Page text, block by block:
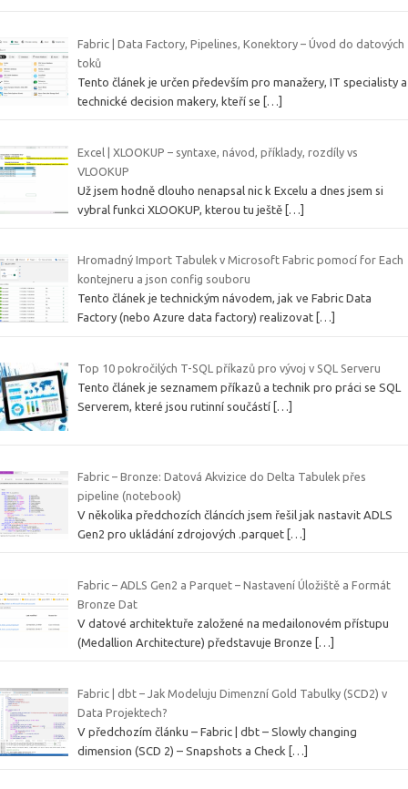
Fabric | Data Factory, Pipelines, Konektory – Úvod do datových
toků
Tento článek je určen především pro manažery, IT specialisty a
technické decision makery, kteří se […]
Excel | XLOOKUP – syntaxe, návod, příklady, rozdíly vs
VLOOKUP
Už jsem hodně dlouho nenapsal nic k Excelu a dnes jsem si
vybral funkci XLOOKUP, kterou tu ještě […]
Hromadný Import Tabulek v Microsoft Fabric pomocí for Each
kontejneru a json config souboru
Tento článek je technickým návodem, jak ve Fabric Data
Factory (nebo Azure data factory) realizovat […]
Top 10 pokročilých T-SQL příkazů pro vývoj v SQL Serveru
Tento článek je seznamem příkazů a technik pro práci se SQL
Serverem, které jsou rutinní součástí […]
Fabric – Bronze: Datová Akvizice do Delta Tabulek přes
pipeline (notebook)
V několika předchozích článcích jsem řešil jak nastavit ADLS
Gen2 pro ukládání zdrojových .parquet […]
Fabric – ADLS Gen2 a Parquet – Nastavení Úložiště a Formát
Bronze Dat
V datové architektuře založené na medailonovém přístupu
(Medallion Architecture) představuje Bronze
[…]
Fabric | dbt – Jak Modeluju Dimenzní Gold Tabulky (SCD2) v
Data Projektech?
V předchozím článku – Fabric | dbt – Slowly changing
dimension (SCD 2) – Snapshots a Check […]